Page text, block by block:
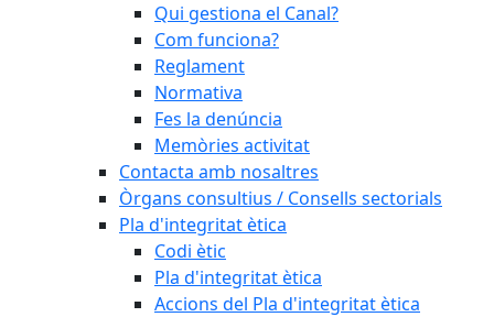
Qui gestiona el Canal?
Com funciona?
Reglament
Normativa
Fes la denúncia
Memòries activitat
Contacta amb nosaltres
Òrgans consultius / Consells sectorials
Pla d'integritat ètica
Codi ètic
Pla d'integritat ètica
Accions del Pla d'integritat ètica